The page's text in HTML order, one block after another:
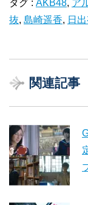
タグ : AKB48, ア
抜, 島崎遥香, 日
関連記事